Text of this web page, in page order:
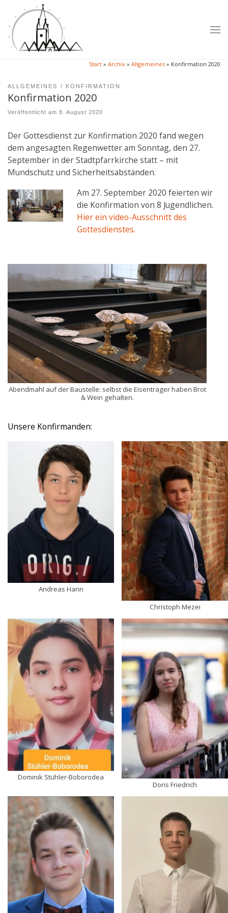
Zum Inhalt springen
Start » Archiv » Allgemeines » Konfirmation 2020
ALLGEMEINES KONFIRMATION
Konfirmation 2020
Veröffentlicht am 8. August 2020
Der Gottesdienst zur Konfirmation 2020 fand wegen
dem angesagten Regenwetter am Sonntag, den 27.
September in der Stadtpfarrkirche statt – mit
Mundschutz und Sicherheitsabständen.
Am 27. September 2020 feierten wir
die Konfirmation von 8 Jugendlichen.
Hier ein video-Ausschnitt des
Gottesdienstes.
Abendmahl auf der Baustelle: selbst die Eisenträger haben Brot
& Wein gehalten.
Unsere Konfirmanden:
Andreas Hann
Christoph Mezei
Dominik Stühler-Boborodea
Doris Friedrich